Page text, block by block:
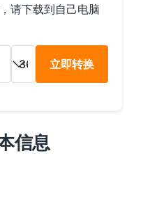
请下载到自己电脑
立即转换
信息